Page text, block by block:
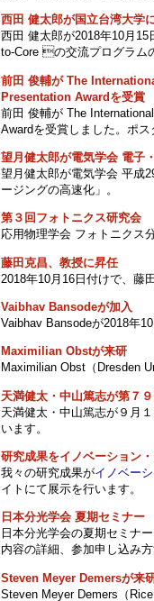
西田 健太郎が国立台湾大学
西田 健太郎が2018年10月
to-Core の交流プログラム
前田 俊輔が The
Presentation Awardを受賞
前田 俊輔が The
Awardを受賞しました。ポ
望月健太郎が電気学会 電子
望月健太郎が電気学会 平成
ージングの高速化」。
第３回フォトニクス研究会
応用物理学会 フォトニクス
藤田克昌、教授に昇任
2018年10月16日付けで、藤
Vaibhav Bansodeが加入
Vaibhav Bansodeが2018年
Maximilian Obstが来研
Maximilian Obst（Dresden
天満健太・中山篤志が第７
天満健太・中山篤志が９月
います。
研究成果をイノベーション
我々の研究成果がイノベー
イトにて展示を行います。
日本分光学会 夏期セミナー
日本分光学会の夏期セミナ
内容の詳細、参加申し込み方
Steven Meyer Demersが来
Steven Meyer Demers（